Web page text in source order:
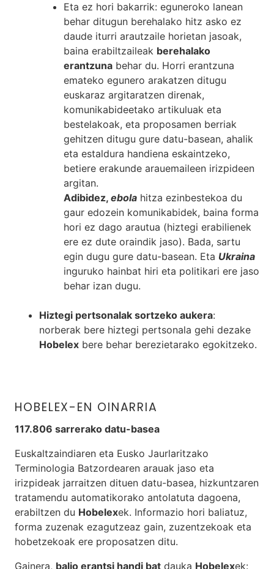
Eta ez hori bakarrik: eguneroko lanean
behar ditugun berehalako hitz asko ez
daude iturri arautzaile horietan jasoak,
baina erabiltzaileak berehalako
erantzuna behar du. Horri erantzuna
emateko egunero arakatzen ditugu
euskaraz argitaratzen direnak,
komunikabideetako artikuluak eta
bestelakoak, eta proposamen berriak
gehitzen ditugu gure datu-basean, ahalik
eta estaldura handiena eskaintzeko,
betiere erakunde arauemaileen irizpideen
argitan.
Adibidez, ebola hitza ezinbestekoa du
gaur edozein komunikabidek, baina forma
hori ez dago arautua (hiztegi erabilienek
ere ez dute oraindik jaso). Bada, sartu
egin dugu gure datu-basean. Eta Ukraina
inguruko hainbat hiri eta politikari ere jaso
behar izan dugu.
Hiztegi pertsonalak sortzeko aukera:
norberak bere hiztegi pertsonala gehi dezake
Hobelex bere behar berezietarako egokitzeko.
HOBELEX-EN OINARRIA
117.806 sarrerako datu-basea
Euskaltzaindiaren eta Eusko Jaurlaritzako
Terminologia Batzordearen arauak jaso eta
irizpideak jarraitzen dituen datu-basea, hizkuntzaren
tratamendu automatikorako antolatuta dagoena,
erabiltzen du Hobelexek. Informazio hori baliatuz,
forma zuzenak ezagutzeaz gain, zuzentzekoak eta
hobetzekoak ere proposatzen ditu.
Gainera, balio erantsi handi bat dauka Hobelexek: